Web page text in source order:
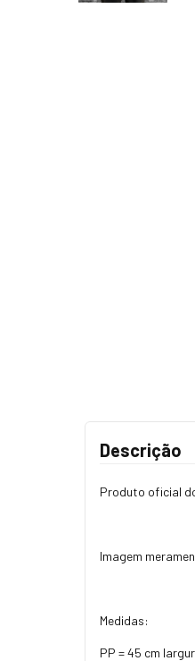
Descrição
Produto oficial
Imagem
Medidas:
PP = 45 cm